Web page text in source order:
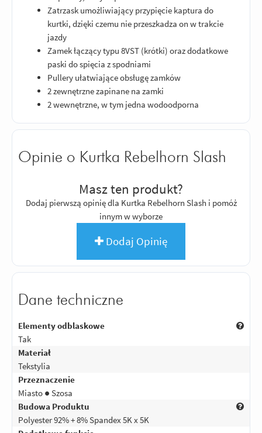
Zatrzask umożliwiający przypięcie kaptura do
kurtki, dzięki czemu nie przeszkadza on w trakcie
jazdy
Zamek łączący typu 8VST (krótki) oraz dodatkowe
paski do spięcia z spodniami
Pullery ułatwiające obsługę zamków
2 zewnętrzne zapinane na zamki
2 wewnętrzne, w tym jedna wodoodporna
Opinie o Kurtka Rebelhorn Slash
Masz ten produkt?
Dodaj pierwszą opinię dla Kurtka Rebelhorn Slash i pomóż
innym w wyborze
Dodaj Opinię
Dane techniczne
Elementy odblaskowe
Tak
Materiał
Tekstylia
Przeznaczenie
Miasto ● Szosa
Budowa Produktu
Polyester 92% + 8% Spandex 5K x 5K